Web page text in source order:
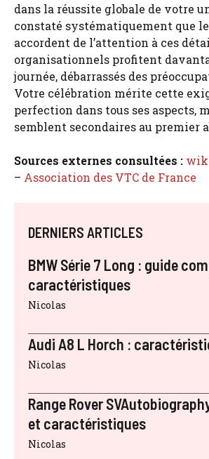
dans la réussite globale de votre
constaté systématiquement que
accordent de l’attention à ces
organisationnels profitent
journée, débarrassés des
Votre célébration mérite cette
perfection dans tous ses aspects,
semblent secondaires au premier
Sources externes consultées :
– Association des VTC de France
DERNIERS ARTICLES
BMW Série 7 Long : guide
caractéristiques
Nicolas
Audi A8 L Horch :
Nicolas
Range Rover
et caractéristiques
Nicolas